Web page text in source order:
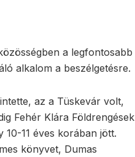
a legfontosabb
alkalom a beszélgetésre.
az a Tüskevár volt,
Fehér Klára Földrengések
11 éves korában jött.
könyvet, Dumas